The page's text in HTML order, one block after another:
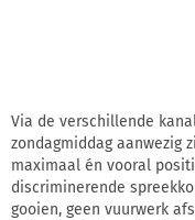
Via de verschillende
zondagmiddag aanwezig
maximaal én vooral
discriminerende
gooien, geen vuurwerk